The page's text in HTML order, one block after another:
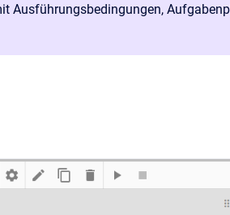
Ausführungsbedingungen,